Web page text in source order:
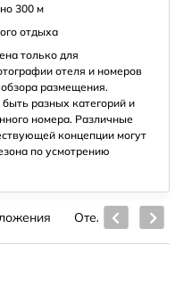
300 м
отдыха
только для
отеля и номеров
размещения.
разных категорий и
номера. Различные
концепции могут
по усмотрению
Отель Номера